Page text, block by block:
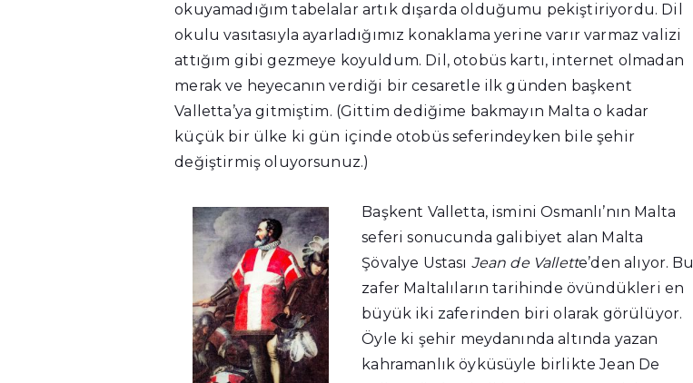
okuyamadığım tabelalar artık dışarda olduğumu pekiştiriyordu. Dil
okulu vasıtasıyla ayarladığımız konaklama yerine varır varmaz valizi
attığım gibi gezmeye koyuldum. Dil, otobüs kartı, internet olmadan
merak ve heyecanın verdiği bir cesaretle ilk günden başkent
Valletta’ya gitmiştim. (Gittim dediğime bakmayın Malta o kadar
küçük bir ülke ki gün içinde otobüs seferindeyken bile şehir
değiştirmiş oluyorsunuz.)
Başkent Valletta, ismini Osmanlı’nın Malta
seferi sonucunda galibiyet alan Malta
Şövalye Ustası Jean de Vallette’den alıyor. Bu
zafer Maltalıların tarihinde övündükleri en
büyük iki zaferinden biri olarak görülüyor.
Öyle ki şehir meydanında altında yazan
kahramanlık öyküsüyle birlikte Jean De